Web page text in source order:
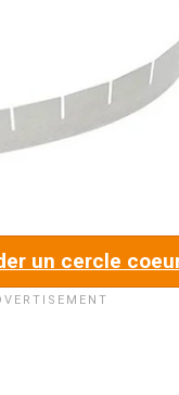
un cercle